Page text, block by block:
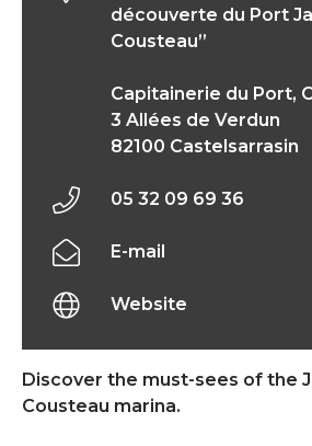
Discover the must-sees of the
Cousteau marina.
découverte du Port
Cousteau”
Capitainerie du Port,
3 Allées de Verdun
82100 Castelsarrasin
05 32 09 69 36
E-mail
Website